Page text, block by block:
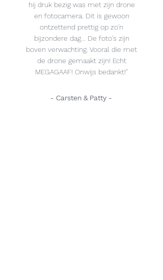
hij druk bezig was met zijn drone
en fotocamera. Dit is gewoon
ontzettend prettig op zo'n
bijzondere dag... De foto's zijn
boven verwachting. Vooral die met
de drone gemaakt zijn! Echt
MEGAGAAF! Onwijs bedankt!"
- Carsten & Patty -